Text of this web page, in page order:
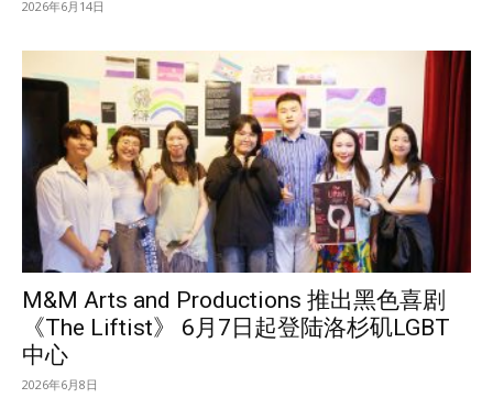
2026年6月14日
M&M Arts and Productions 推出黑色喜剧
《The Liftist》 6月7日起登陆洛杉矶LGBT
中心
2026年6月8日